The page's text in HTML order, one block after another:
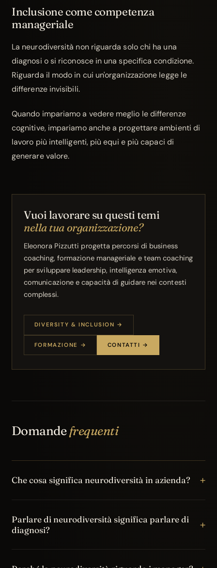
Inclusione come competenza
manageriale
La neurodiversità non riguarda solo chi ha una
diagnosi o si riconosce in una specifica condizione.
Riguarda il modo in cui un'organizzazione legge le
differenze invisibili.
Quando impariamo a vedere meglio le differenze
cognitive, impariamo anche a progettare ambienti di
lavoro più intelligenti, più equi e più capaci di
generare valore.
Vuoi lavorare su questi temi
nella tua organizzazione?
Eleonora Pizzutti progetta percorsi di business
coaching, formazione manageriale e team coaching
per sviluppare leadership, intelligenza emotiva,
comunicazione e capacità di guidare nei contesti
complessi.
DIVERSITY & INCLUSION →
FORMAZIONE → CONTATTI →
Domandefrequenti
Che cosa significa neurodiversità in azienda? +
apprendere, comunicare e gestire energia e stimoli in
modi diversi, e che queste differenze possono
Parlare di neurodiversità significa parlare di
diagnosi?
+